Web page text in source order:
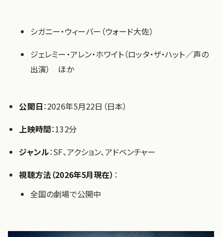
シガニー・ウィーバー（ウォード大佐）
ジェレミー・アレン・ホワイト（ロッタ・ザ・ハット／声の
出演） ほか
公開日：2026年5月22日（日本）
上映時間：132分
ジャンル：SF、アクション、アドベンチャー
視聴方法（2026年5月現在） ：
全国の劇場で公開中